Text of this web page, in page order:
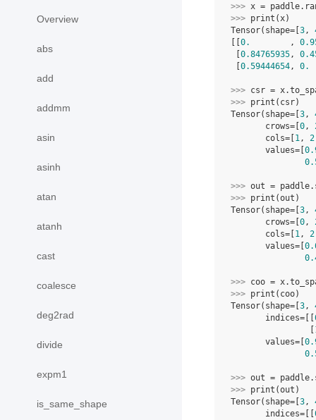
Overview
abs
add
addmm
asin
asinh
atan
atanh
cast
coalesce
deg2rad
divide
expm1
is_same_shape
>>> x = paddle.
>>> print (x)
Tensor(shape=[ 3,
0.
        ,
0.84765935,
0.59444654, 0.
>>> csr = x.
>>> print ( csr)
Tensor(shape=[ 3,
       crows=[
0,
       cols=[
1, 2
       values=[
>>> out = paddle.
>>> print (out )
Tensor(shape=[ 3,
       crows=[
0,
       cols=[
1, 2
       values=[
>>> coo = x.
>>> print ( coo)
Tensor(shape=[ 3,
       indices=[[
       values=[
>>> out = paddle.
>>> print (out )
Tensor(shape=[ 3,
       indices=[[